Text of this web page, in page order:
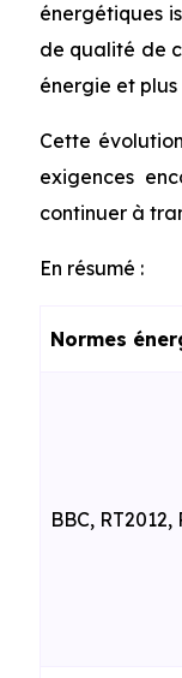
énergétiques
de qualité de
énergie et
Cette
exigences
continuer à
En résumé :
Normes
BBC, RT2012,